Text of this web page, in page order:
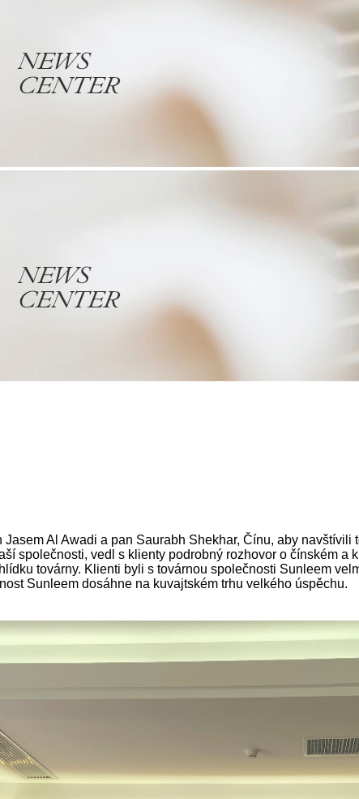
Al Awadi a pan Saurabh Shekhar, Čínu, aby
společnosti, vedl s klienty podrobný rozhovor o čínském
továrny. Klienti byli s továrnou společnosti Sunleem
Sunleem dosáhne na kuvajtském trhu velkého úspěchu.